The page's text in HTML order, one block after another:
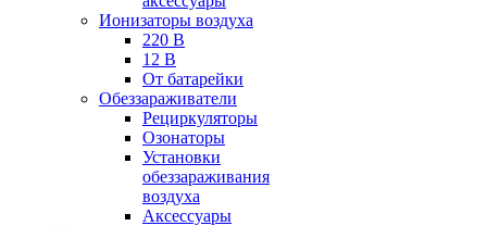
Ионизаторы воздуха
220 В
12 В
От батарейки
Обеззараживатели
Рециркуляторы
Озонаторы
Установки
обеззараживания
воздуха
Аксессуары